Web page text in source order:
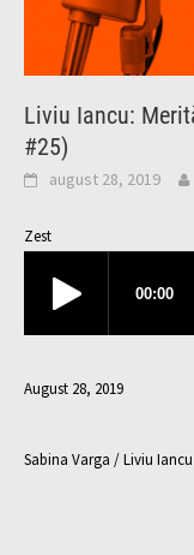
Liviu Iancu:
#25)
august 28, 2019
Zest
August 28, 2019
Sabina Varga / Liviu Iancu